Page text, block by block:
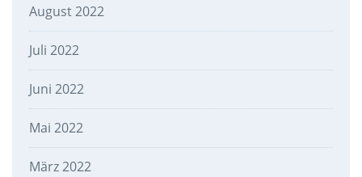
August 2022
Juli 2022
Juni 2022
Mai 2022
März 2022